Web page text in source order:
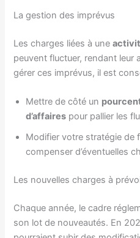
La gestion des imprévus
Les charges liées à une
peuvent fluctuer, rendant leur
gérer ces imprévus, il est
Mettre de côté un
d’affaires pour pallier les
Modifier votre stratégie de
compenser d’éventuelles
Les nouvelles charges à
Chaque année, le cadre
son lot de nouveautés. En